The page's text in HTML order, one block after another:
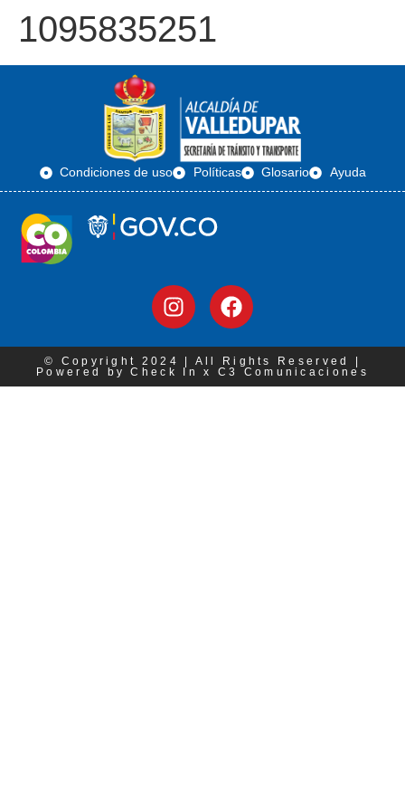
1095835251
Condiciones de uso Políticas Glosario Ayuda
© Copyright 2024 | All Rights Reserved |
Powered by Check In x C3 Comunicaciones